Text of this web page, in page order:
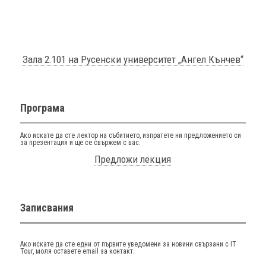
Зала 2.101 на Русенски университет „Ангел Кънчев“
Програма
Ако искате да сте лектор на събитието, изпратете ни предложението си
за презентация и ще се свържем с вас.
Предложи лекция
Записвания
Aко искате да сте едни от първите уведомени за новини свързани с IT
Tour, моля оставете email за контакт.